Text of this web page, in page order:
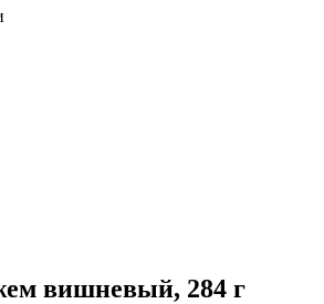
вишневый, 284 г